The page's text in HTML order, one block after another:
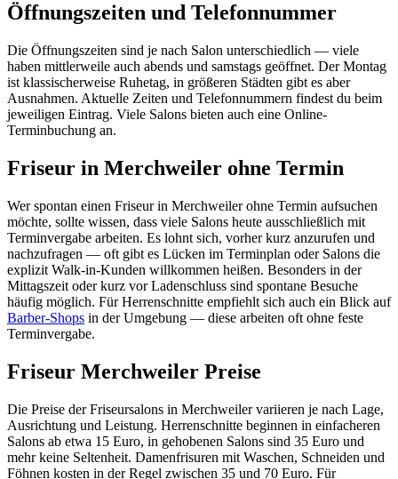
Öffnungszeiten und Telefonnummer
Die Öffnungszeiten sind je nach Salon unterschiedlich — viele
haben mittlerweile auch abends und samstags geöffnet. Der Montag
ist klassischerweise Ruhetag, in größeren Städten gibt es aber
Ausnahmen. Aktuelle Zeiten und Telefonnummern findest du beim
jeweiligen Eintrag. Viele Salons bieten auch eine Online-
Terminbuchung an.
Friseur in Merchweiler ohne Termin
Wer spontan einen Friseur in Merchweiler ohne Termin aufsuchen
möchte, sollte wissen, dass viele Salons heute ausschließlich mit
Terminvergabe arbeiten. Es lohnt sich, vorher kurz anzurufen und
nachzufragen — oft gibt es Lücken im Terminplan oder Salons die
explizit Walk-in-Kunden willkommen heißen. Besonders in der
Mittagszeit oder kurz vor Ladenschluss sind spontane Besuche
häufig möglich. Für Herrenschnitte empfiehlt sich auch ein Blick auf
Barber-Shops in der Umgebung — diese arbeiten oft ohne feste
Terminvergabe.
Friseur Merchweiler Preise
Die Preise der Friseursalons in Merchweiler variieren je nach Lage,
Ausrichtung und Leistung. Herrenschnitte beginnen in einfacheren
Salons ab etwa 15 Euro, in gehobenen Salons sind 35 Euro und
mehr keine Seltenheit. Damenfrisuren mit Waschen, Schneiden und
Föhnen kosten in der Regel zwischen 35 und 70 Euro. Für